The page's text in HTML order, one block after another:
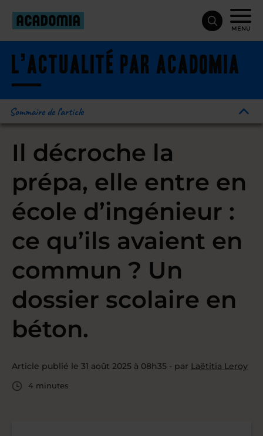
MENU
L’actualité par acadomia
Sommaire de l’article
Il décroche la
prépa, elle entre en
école d’ingénieur :
ce qu’ils avaient en
commun ? Un
dossier scolaire en
béton.
Article publié le 31 août 2025 à 08h35 - par Laëtitia Leroy
4 minutes